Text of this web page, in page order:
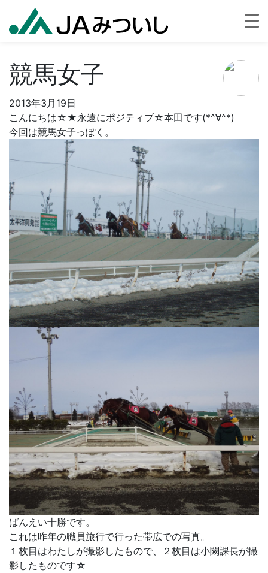
競馬女子
2013年3月19日
こんにちは☆★永遠にポジティブ☆本田です(*^∀^*)
今回は競馬女子っぽく。
ばんえい十勝です。
これは昨年の職員旅行で行った帯広での写真。
１枚目はわたしが撮影したもので、２枚目は小闕課長が撮
影したものです☆